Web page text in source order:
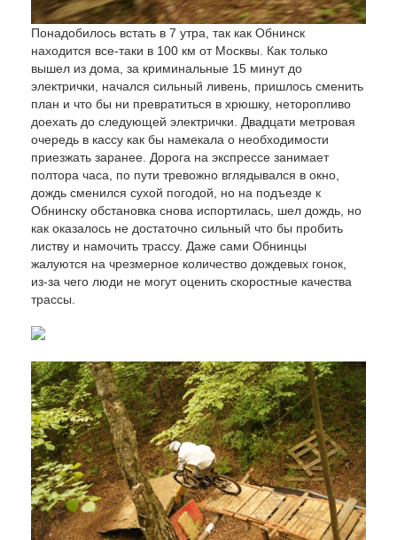
Понадобилось встать в 7 утра, так как Обнинск
находится все-таки в 100 км от Москвы. Как только
вышел из дома, за криминальные 15 минут до
электрички, начался сильный ливень, пришлось сменить
план и что бы ни превратиться в хрюшку, неторопливо
доехать до следующей электрички. Двадцати метровая
очередь в кассу как бы намекала о необходимости
приезжать заранее. Дорога на экспрессе занимает
полтора часа, по пути тревожно вглядывался в окно,
дождь сменился сухой погодой, но на подъезде к
Обнинску обстановка снова испортилась, шел дождь, но
как оказалось не достаточно сильный что бы пробить
листву и намочить трассу. Даже сами Обнинцы
жалуются на чрезмерное количество дождевых гонок,
из-за чего люди не могут оценить скоростные качества
трассы.